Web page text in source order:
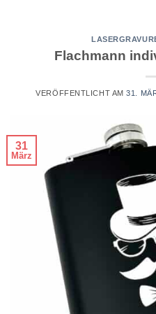
Flachmann
VERÖFFENTLICHT AM31.
31
März